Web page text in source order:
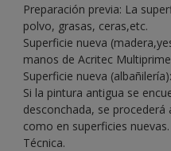
Preparación previa: La
polvo, grasas, ceras,etc.
Superficie nueva
manos de Acritec
Superficie nueva
Si la pintura antigua se
desconchada, se
como en superficies
Técnica.